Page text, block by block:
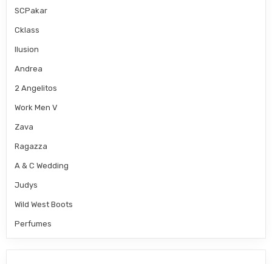
SCPakar
Cklass
Ilusion
Andrea
2 Angelitos
Work Men V
Zava
Ragazza
A & C Wedding
Judys
Wild West Boots
Perfumes